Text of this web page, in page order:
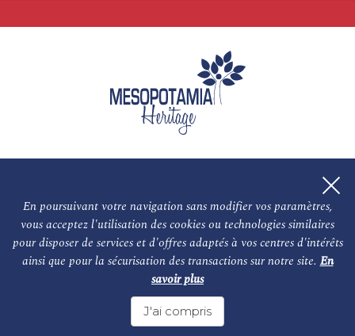
En poursuivant votre navigation sans modifier vos paramètres,
vous acceptez l'utilisation des cookies ou technologies similaires
pour disposer de services et d'offres adaptés à vos centres d'intérêts
ainsi que pour la sécurisation des transactions sur notre site.En
savoir plus
J'ai compris
L'association NOS PARTENAIRES
Le conseil scientifique et nos experts Les auteurs
Mentions légales Nous contacter